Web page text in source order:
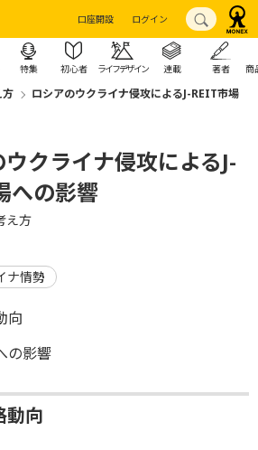
口座開設 ログイン
特集 初心者 ライフデザイン 連載 著者 商
方
ロシアのウクライナ侵攻によるJ-REIT市場
クライナ侵攻によるJ-
への影響
え方
ナ情勢
向
の影響
動向